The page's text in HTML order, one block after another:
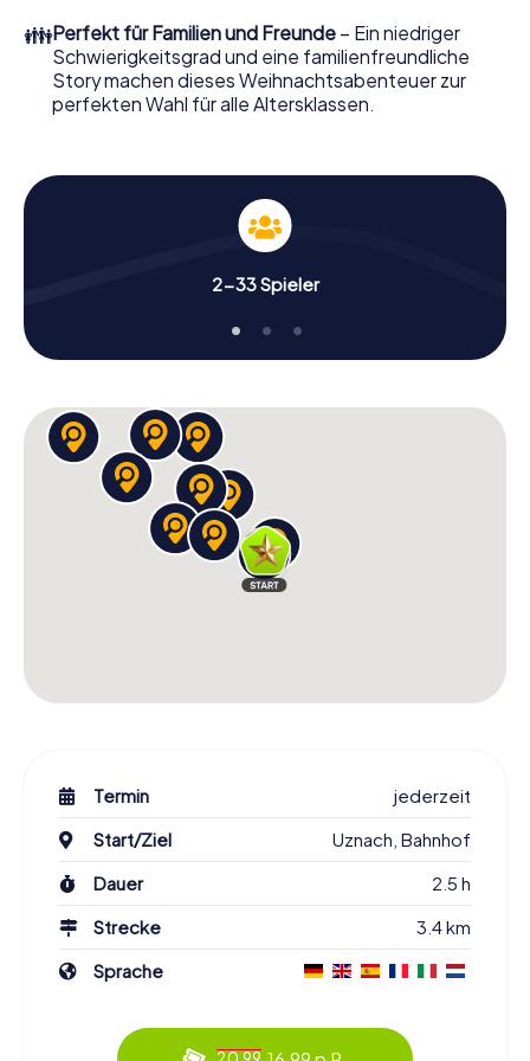
Teambuilding und eine stimmungsvolle
Weihnachtsthematik. Gönnen Sie Ihren Kollegen also
einen unvergesslichen Ausklang des Jahres und planen Sie
unser X-Mas Adventure als Programmpunkt Ihrer
👪Perfekt für Familien und Freunde – Ein niedriger
Schwierigkeitsgrad und eine familienfreundliche
Story machen dieses Weihnachtsabenteuer zur
perfekten Wahl für alle Altersklassen.
2-33 Spieler
Termin
jederzeit
Start/Ziel
Uznach, Bahnhof
Dauer
2.5 h
Strecke
3.4 km
Sprache